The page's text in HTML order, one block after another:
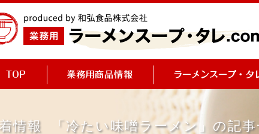
情報 「冷たい味噌ラーメン」の記事